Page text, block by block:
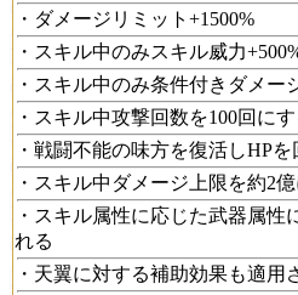
・ダメージリミット+1500%
・スキル中のみスキル威力
・スキル中のみ条件付きダメー
・スキル中攻撃回数を100回にす
・戦闘不能の味方を復活しHPを
・スキル中ダメージ上限を約2
・スキル属性に応じた武器属性
れる
・天翼に対する補助効果も適用